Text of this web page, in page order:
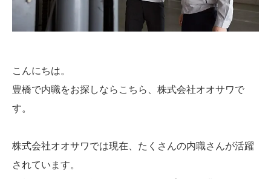
こんにちは。
豊橋で内職をお探しならこちら、株式会社オオサワで
す。
株式会社オオサワでは現在、たくさんの内職さんが活躍
されています。